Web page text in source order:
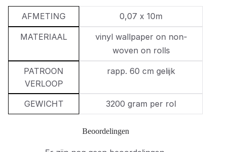
AFMETING 0,07 x 10m
MATERIAAL
vinyl wallpaper on non-
woven on rolls
PATROON
VERLOOP
rapp. 60 cm gelijk
GEWICHT 3200 gram per rol
Beoordelingen